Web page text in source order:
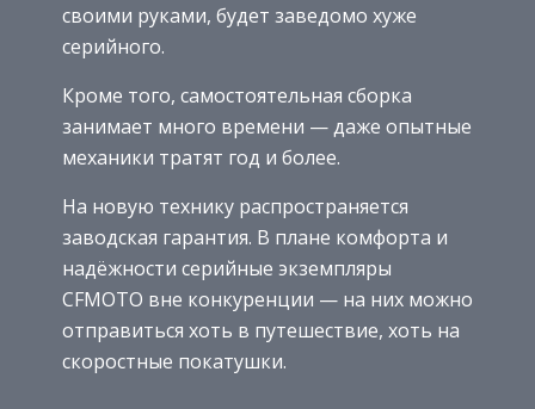
своими руками, будет заведомо хуже
серийного.
Кроме того, самостоятельная сборка
занимает много времени — даже опытные
механики тратят год и более.
На новую технику распространяется
заводская гарантия. В плане комфорта и
надёжности серийные экземпляры
CFMOTO вне конкуренции — на них можно
отправиться хоть в путешествие, хоть на
скоростные покатушки.